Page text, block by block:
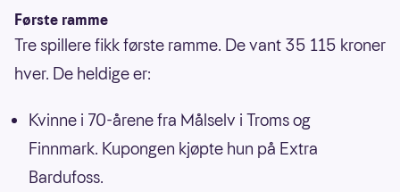
Første ramme
Tre spillere fikk første ramme. De vant 35 115 kroner
hver. De heldige er:
Kvinne i 70-årene fra Målselv i Troms og
Finnmark. Kupongen kjøpte hun på Extra
Bardufoss.